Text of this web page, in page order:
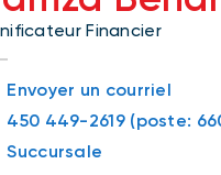
Financier
Envoyer un courriel
449-2619
450 449-2619 (poste:
Succursale